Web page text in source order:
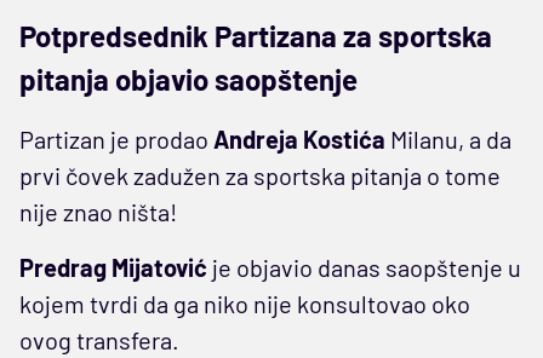
Potpredsednik Partizana za sportska
pitanja objavio saopštenje
Partizan je prodao Andreja Kostića Milanu, a da
prvi čovek zadužen za sportska pitanja o tome
nije znao ništa!
Predrag Mijatović je objavio danas saopštenje u
kojem tvrdi da ga niko nije konsultovao oko
ovog transfera.